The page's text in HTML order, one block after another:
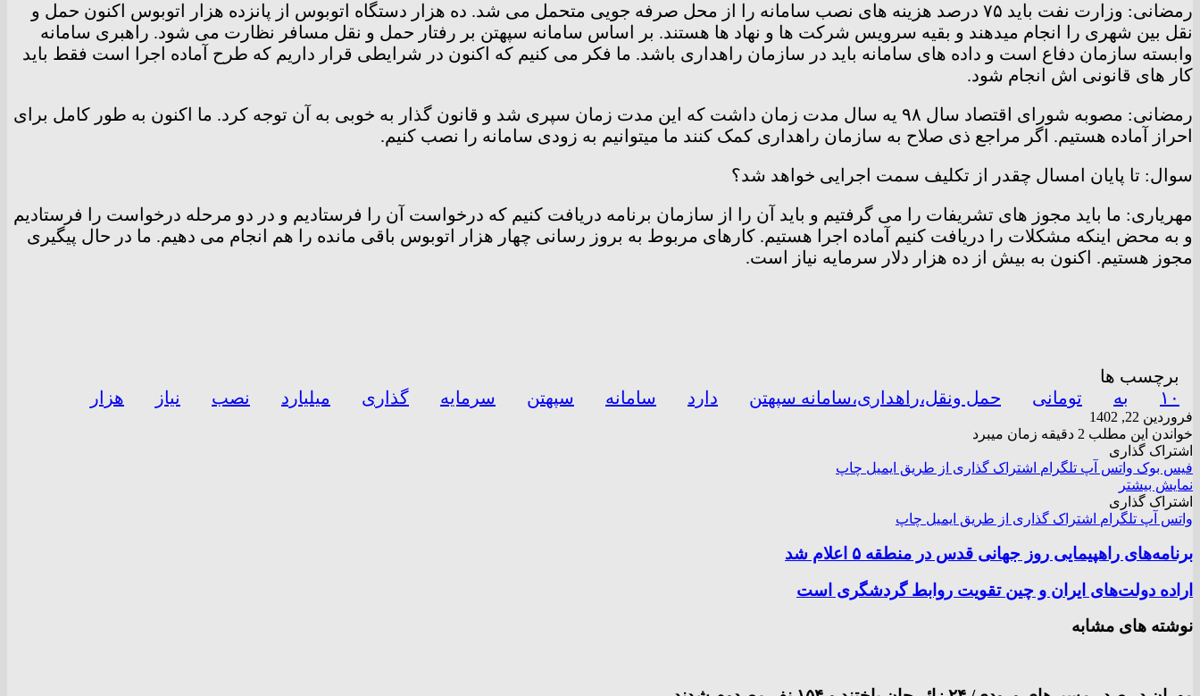
رمضانی: وزارت نفت باید ۷۵ درصد هزینه های نصب سامانه را از محل صرفه جویی متحمل می شد. ده هزار دستگاه اتوبوس از پانزده هزار اتوبوس اکنون حمل و
نقل بین شهری را انجام میدهند و بقیه سرویس شرکت ها و نهاد ها هستند. بر اساس سامانه سپهتن بر رفتار حمل و نقل مسافر نظارت می شود. راهبری سامانه
وابسته سازمان دفاع است و داده های سامانه باید در سازمان راهداری باشد. ما فکر می کنیم که اکنون در شرایطی قرار داریم که طرح آماده اجرا است فقط باید
کار های قانونی اش انجام شود.
رمضانی: مصوبه شورای اقتصاد سال ۹۸ یه سال مدت زمان داشت که این مدت زمان سپری شد و قانون گذار به خوبی به آن توجه کرد. ما اکنون به طور کامل برای
احراز آماده هستیم. اگر مراجع ذی صلاح به سازمان راهداری کمک کنند ما میتوانیم به زودی سامانه را نصب کنیم.
سوال: تا پایان امسال چقدر از تکلیف سمت اجرایی خواهد شد؟
مهریاری: ما باید مجوز های تشریفات را می گرفتیم و باید آن را از سازمان برنامه دریافت کنیم که درخواست آن را فرستادیم و در دو مرحله درخواست را فرستادیم
و به محض اینکه مشکلات را دریافت کنیم آماده اجرا هستیم. کارهای مربوط به بروز رسانی چهار هزار اتوبوس باقی مانده را هم انجام می دهیم. ما در حال پیگیری
مجوز هستیم. اکنون به بیش از ده هزار دلار سرمایه نیاز است.
برچسب ها
۱۰
به تومانی حمل ونقل،راهداری،سامانه سپهتن دارد سامانه سپهتن سرمایه گذاری میلیارد نصب نیاز هزار
فروردین 22, 1402
خواندن این مطلب 2 دقیقه زمان میبرد
اشتراک گذاری
فیس بوک واتس آپ تلگرام اشتراک گذاری از طریق ایمیل چاپ
نمایش بیشتر
اشتراک گذاری
واتس آپ تلگرام اشتراک گذاری از طریق ایمیل چاپ
برنامه‌های راهپیمایی روز جهانی قدس در منطقه ۵ اعلام شد
اراده دولت‌های ایران و چین تقویت روابط گردشگری است
نوشته های مشابه